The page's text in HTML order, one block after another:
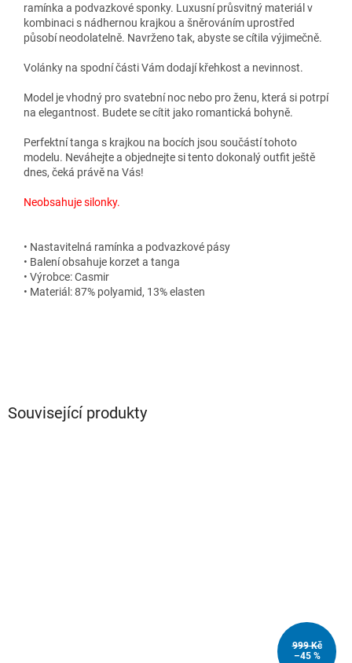
ramínka a podvazkové sponky. Luxusní průsvitný materiál v
kombinaci s nádhernou krajkou a šněrováním uprostřed
působí neodolatelně. Navrženo tak, abyste se cítila výjimečně.
Volánky na spodní části Vám dodají křehkost a nevinnost.
Model je vhodný pro svatební noc nebo pro ženu, která si potrpí
na elegantnost. Budete se cítit jako romantická bohyně.
Perfektní tanga s krajkou na bocích jsou součástí tohoto
modelu. Neváhejte a objednejte si tento dokonalý outfit ještě
dnes, čeká právě na Vás!
Neobsahuje silonky.
• Nastavitelná ramínka a podvazkové pásy
• Balení obsahuje korzet a tanga
• Výrobce: Casmir
• Materiál: 87% polyamid, 13% elasten
Související produkty
999 Kč
–45 %